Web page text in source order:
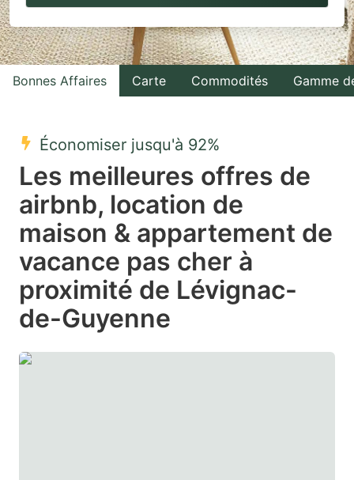
to
interact
with
the
select
date.
Press
question
mark
key
to
interact
with
the
select
a
date.
Press
question
mark
Bonnes Affaires Carte Commodités Gamme
Économiser jusqu'à 92%
Les meilleures offres de
airbnb, location de
maison & appartement de
vacance pas cher à
proximité de Lévignac-
de-Guyenne